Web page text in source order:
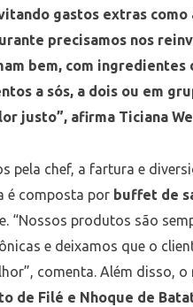
gastos extras
precisamos nos
bem, com
a sós, a dois ou em
justo”, afirma Ticiana
pela chef, a fartura e
é composta por buffet de
“Nossos produtos são
e deixamos que o
comenta. Além disso,
de Filé e Nhoque de